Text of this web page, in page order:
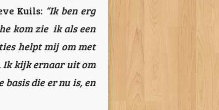
Kuils: “Ik ben erg
kom zie ik als een
helpt mij om met
Ik kijk ernaar uit om
basis die er nu is, en